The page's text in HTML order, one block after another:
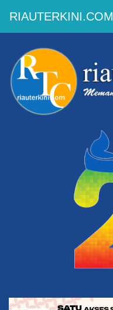
RIAUTERKINI.COM